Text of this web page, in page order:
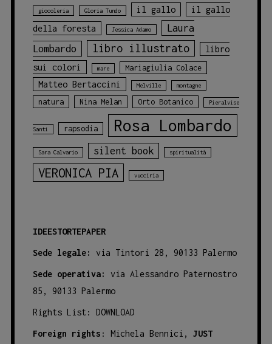
giocoleria Gloria Tundo il gallo
il gallo
della foresta
Jessica Adamo
Laura
Lombardo
libro illustrato
libro
sui colori
mare Mariagiulia Colace
Matteo Bertaccini Melville montagne
natura Nina Melan Orto Botanico Pieralvise
Santi rapsodia Rosa Lombardo
Sara Calvario silent book spiritualità
VERONICA PIA vucciria
IDEESTORTEPAPER
Sede legale: via Tintori 28, 90133 Palermo
Sede operativa:
via Alessandro Paternostro
85, 90133 Palermo
Rights List: DOWNLOAD
Foreign rights : Michela Bennici, JUST